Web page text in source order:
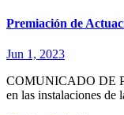
Premiación de
Jun 1, 2023
COMUNICADO DE
en las instalaciones